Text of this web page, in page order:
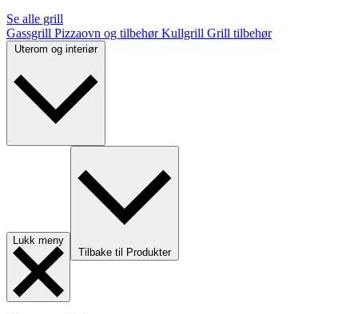
Se alle grill
Gassgrill Pizzaovn og tilbehørKullgrill Grill tilbehør
Uterom og interiør
Lukk meny
Tilbake til Produkter